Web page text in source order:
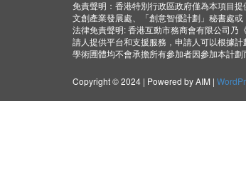
免責聲明：香港特別行政區政府僅為本項目
文創產業發展處、「創意智優計劃」秘書處或
法律免責聲明: 香港互動市務商會有限公司乃
請人提供平台和支援服務，申請人可以根據
學術圑體均不會承擔所有參加者因參加本計
Copyright © 2024 | Powered by AIM |